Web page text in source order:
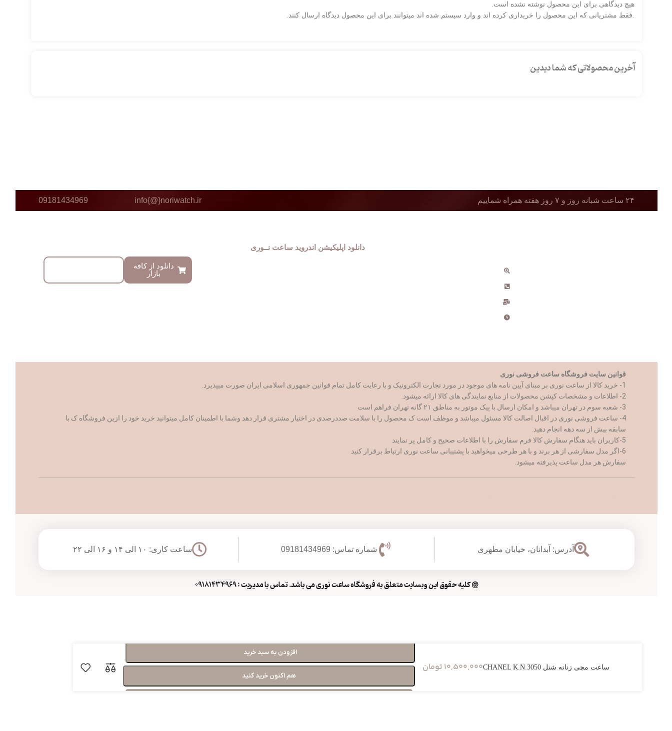
هیچ دیدگاهی برای این محصول نوشته نشده است.
.فقط مشتریانی که این محصول را خریداری کرده اند و وارد سیستم شده اند میتوانند برای این محصول دیدگاه ارسال کنند.
آخرین محصولاتی که شما دیدین
۲۴ ساعت شبانه روز و ۷ روز هفته همراه شماییم info{@}noriwatch.ir
09181434969
دانلود اپلیکیشن اندروید ساعت نــوری
دانلود از کافه
بازار
قوانین سایت فروشگاه ساعت فروشی نوری
1- خرید کالا از ساعت نوری بر مبنای آیین نامه های موجود در مورد تجارت الکترونیک و با رعایت کامل تمام قوانین جمهوری اسلامی ایران صورت میپذیرد.
2- اطلاعات و مشخصات کپشن محصولات از منابع نمایندگی های کالا ارائه میشود.
3- شعبه سوم در تهران میباشد و امکان ارسال با پیک موتور به مناطق ۲۱ گانه تهران فراهم است
4- ساعت فروشی نوری در اقبال اصالت کالا مسئول میباشد و موظف است ک محصول را با سلامت صددرصدی در اختیار مشتری قرار دهد وشما با اطمینان کامل میتوانید خرید خود را ازین فروشگاه ک با
سابقه بیش از سه دهه انجام دهید.
5-کاربران باید هنگام سفارش کالا فرم سفارش را با اطلاعات صحیح و کامل پر نمایند
6-اگر مدل سفارشی از هر برند و با هر طرحی میخواهید با پشتیبانی ساعت نوری ارتباط برقرار کنید
سفارش هر مدل ساعت پذیرفته میشود.
آدرس: آبدانان، خیابان مطهری شماره تماس: 09181434969 ساعت کاری: ۱۰ الی ۱۴ و ۱۶ الی ۲۲
@ کلیه حقوق این وبسایت متعلق به فروشگاه ساعت نوری می باشد. تماس با مدیریت : 09181434969
ساعت مچی زنانه شنل CHANEL K.N.3050 10,500,000 تومان
افزودن به سبد خرید
هم اکنون خرید کنید